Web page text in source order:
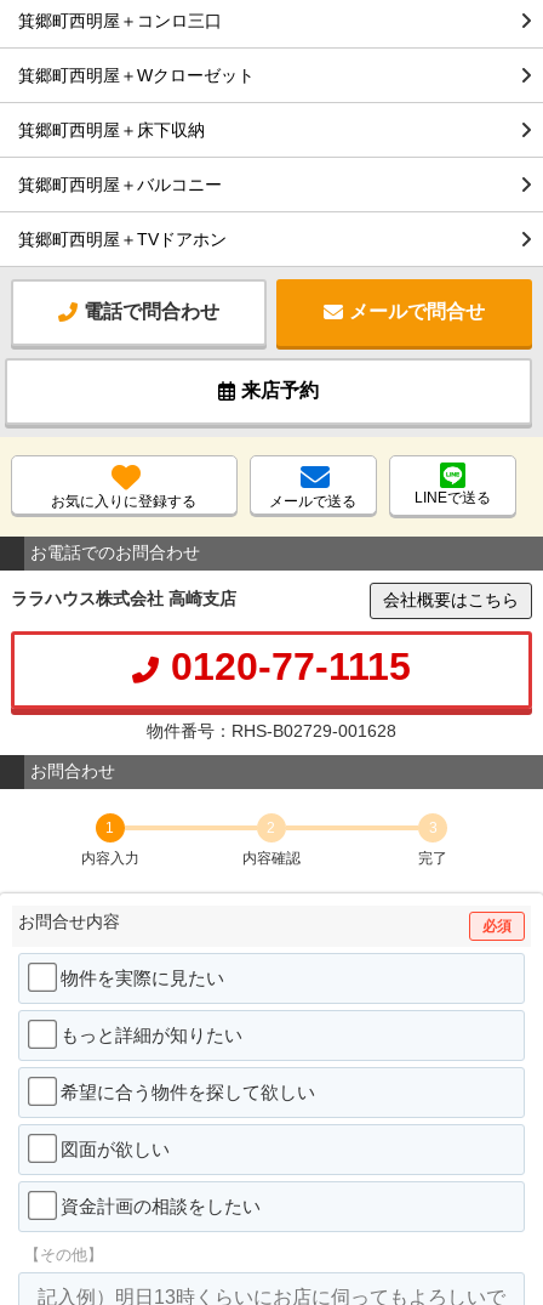
箕郷町西明屋＋コンロ三口
箕郷町西明屋＋Wクローゼット
箕郷町西明屋＋床下収納
箕郷町西明屋＋バルコニー
箕郷町西明屋＋TVドアホン
電話で問合わせ メールで問合せ
来店予約
お気に入りに登録する メールで送る LINEで送る
お電話でのお問合わせ
ララハウス株式会社 高崎支店 会社概要はこちら
0120-77-1115
物件番号：RHS-B02729-001628
お問合わせ
1
内容入力
2
内容確認
3
完了
お問合せ内容 必須
物件を実際に見たい
もっと詳細が知りたい
希望に合う物件を探して欲しい
図面が欲しい
資金計画の相談をしたい
【その他】